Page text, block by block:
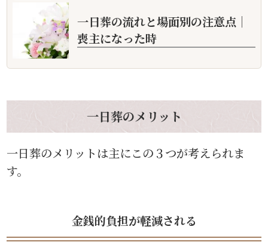
一日葬の流れと場面別の注意点｜
喪主になった時
一日葬のメリット
一日葬のメリットは主にこの３つが考えられま
す。
金銭的負担が軽減される